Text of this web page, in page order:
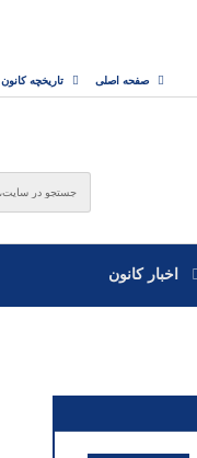
صفحه اصلی تاریخچه کانون
اخبار کانون